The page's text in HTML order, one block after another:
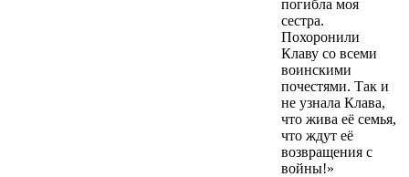
погибла моя
сестра.
Похоронили
Клаву со всеми
воинскими
почестями. Так и
не узнала Клава,
что жива её семья,
что ждут её
возвращения с
войны!»